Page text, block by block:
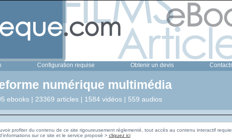
Configuration requise Obtenir un devis
numérique multimédia
ebooks | 23369 articles | 1584 vidéos | 559 audios
profiter du contenu de ce site rigoureusement réglementé, tout accès au contenu interactif
sur ce site et le service proposé > cliquez ici